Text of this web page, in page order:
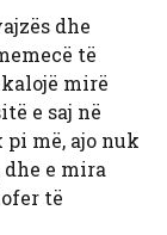
dhe
të
mirë
e saj në
më, ajo nuk
e mira
të